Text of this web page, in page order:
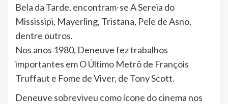
Bela da Tarde, encontram-se A Sereia do
Mississipi, Mayerling, Tristana, Pele de Asno,
dentre outros.
Nos anos 1980, Deneuve fez trabalhos
importantes em O Último Metrô de François
Truffaut e Fome de Viver, de Tony Scott.
Deneuve sobreviveu como ícone do cinema nos